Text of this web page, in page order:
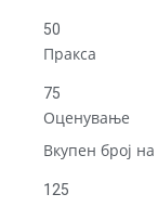
50
Пракса
75
Оценување
Вкупен број
125